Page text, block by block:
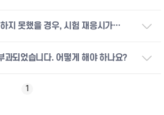
지 못했을 경우, 시험 재응시가
과되었습니다. 어떻게 해야 하나요?
1